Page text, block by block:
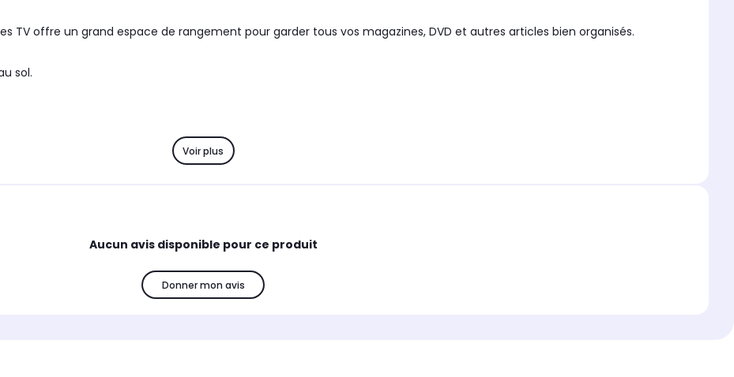
TV offre un grand espace de rangement pour garder tous vos magazines, DVD et autres articles bien organisés.
sol.
Voir plus
Aucun avis disponible pour ce produit
Donner mon avis